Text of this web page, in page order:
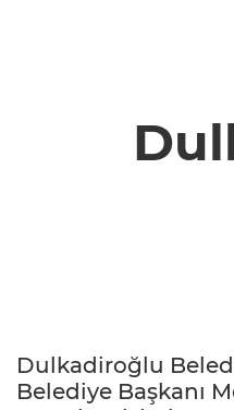
Dulkadiroğlu
Belediye Başkanı